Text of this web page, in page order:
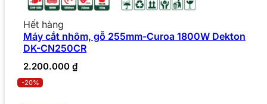
Hết hàng
Máy cắt nhôm, gỗ 255mm-Curoa 1800W Dekton
DK-CN250CR
2.200.000 ₫
-20%